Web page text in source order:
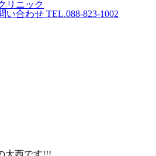
大西です!!!